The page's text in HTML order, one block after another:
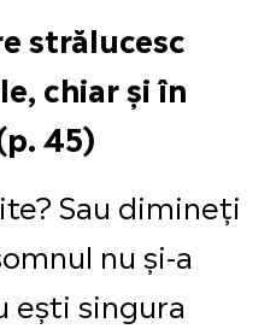
strălucesc
chiar și în
45)
Sau dimineți
nu și-a
ești singura